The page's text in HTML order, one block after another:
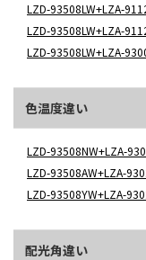
LZD-93508LW+LZA-
LZD-93508LW+LZA-
LZD-93508LW+LZA-
色温度違い
LZD-93508NW+LZA-
LZD-93508AW+LZA-
LZD-93508YW+LZA-
配光角違い